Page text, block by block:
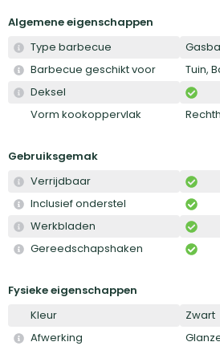
Algemene eigenschappen
Type barbecue
Barbecue geschikt voor
Tuin,
Deksel
Vorm kookoppervlak
Gebruiksgemak
Verrijdbaar
Inclusief onderstel
Werkbladen
Gereedschapshaken
Fysieke eigenschappen
Kleur
Zwart
Afwerking